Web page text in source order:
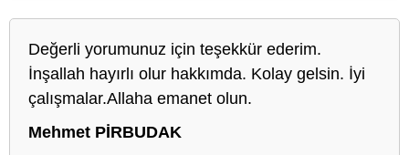
Değerli yorumunuz için teşekkür ederim.
İnşallah hayırlı olur hakkımda. Kolay gelsin. İyi
çalışmalar.Allaha emanet olun.
Mehmet PİRBUDAK